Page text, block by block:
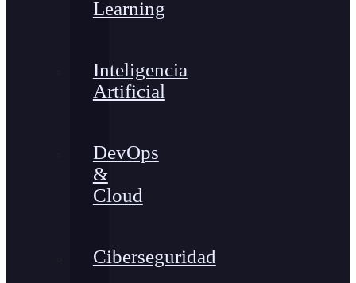
Learning
Inteligencia
Artificial
DevOps
&
Cloud
Ciberseguridad